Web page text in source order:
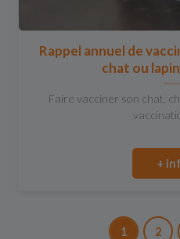
Rappel annuel de
chat ou
Faire vacciner son chat,
+
1 2